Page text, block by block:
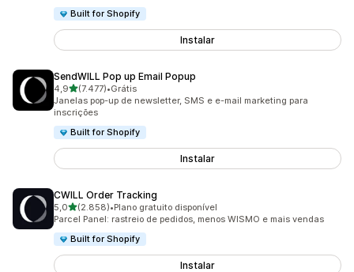
Built for Shopify
Instalar
SendWILL Pop up Email Popup
4,9de 5 estrelas
(7.477)
7477 avaliações ao todo
•Grátis
Janelas pop-up de newsletter, SMS e e-mail marketing para
inscrições
Built for Shopify
Instalar
CWILL Order Tracking
5,0de 5 estrelas
(2.858)
2858 avaliações ao todo
•Plano gratuito disponível
Parcel Panel: rastreio de pedidos, menos WISMO e mais vendas
Built for Shopify
Instalar